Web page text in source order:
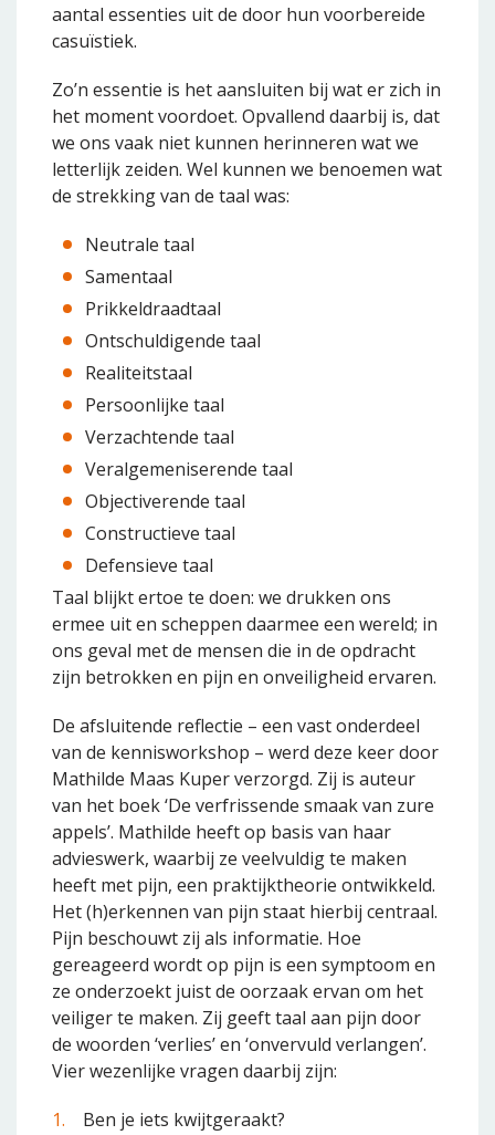
aantal essenties uit de door hun voorbereide
casuïstiek.
Zo’n essentie is het aansluiten bij wat er zich in
het moment voordoet. Opvallend daarbij is, dat
we ons vaak niet kunnen herinneren wat we
letterlijk zeiden. Wel kunnen we benoemen wat
de strekking van de taal was:
Neutrale taal
Samentaal
Prikkeldraadtaal
Ontschuldigende taal
Realiteitstaal
Persoonlijke taal
Verzachtende taal
Veralgemeniserende taal
Objectiverende taal
Constructieve taal
Defensieve taal
Taal blijkt ertoe te doen: we drukken ons
ermee uit en scheppen daarmee een wereld; in
ons geval met de mensen die in de opdracht
zijn betrokken en pijn en onveiligheid ervaren.
De afsluitende reflectie – een vast onderdeel
van de kennisworkshop – werd deze keer door
Mathilde Maas Kuper verzorgd. Zij is auteur
van het boek ‘De verfrissende smaak van zure
appels’. Mathilde heeft op basis van haar
advieswerk, waarbij ze veelvuldig te maken
heeft met pijn, een praktijktheorie ontwikkeld.
Het (h)erkennen van pijn staat hierbij centraal.
Pijn beschouwt zij als informatie. Hoe
gereageerd wordt op pijn is een symptoom en
ze onderzoekt juist de oorzaak ervan om het
veiliger te maken. Zij geeft taal aan pijn door
de woorden ‘verlies’ en ‘onvervuld verlangen’.
Vier wezenlijke vragen daarbij zijn:
Ben je iets kwijtgeraakt?